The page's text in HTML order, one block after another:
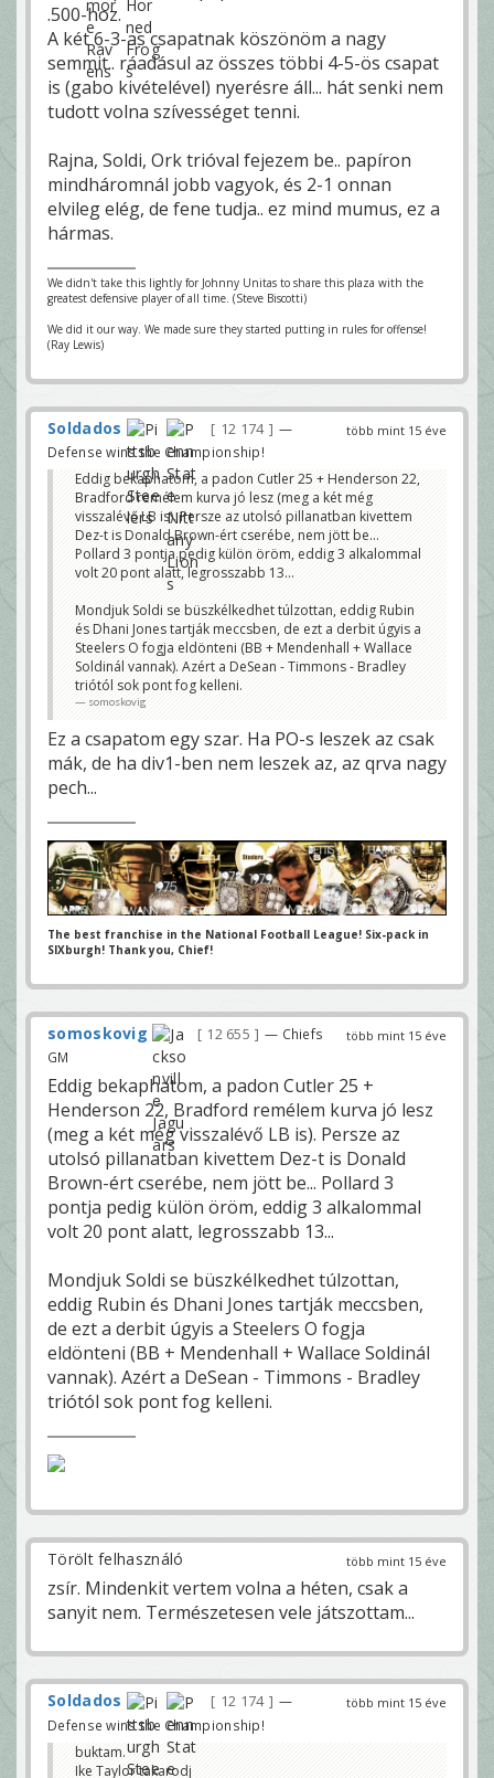
.500-hoz.
A két 6-3-as csapatnak köszönöm a nagy
semmit.. ráadásul az összes többi 4-5-ös csapat
is (gabo kivételével) nyerésre áll... hát senki nem
tudott volna szívességet tenni.
Rajna, Soldi, Ork trióval fejezem be.. papíron
mindháromnál jobb vagyok, és 2-1 onnan
elvileg elég, de fene tudja.. ez mind mumus, ez a
hármas.
We didn't take this lightly for Johnny Unitas to share this plaza with the
greatest defensive player of all time. (Steve Biscotti)
We did it our way. We made sure they started putting in rules for offense!
(Ray Lewis)
több mint 15 éve
Soldados 12 174
—
Defense wins the Championship!
Eddig bekaphatom, a padon Cutler 25 + Henderson 22,
Bradford remélem kurva jó lesz (meg a két még
visszalévő LB is). Persze az utolsó pillanatban kivettem
Dez-t is Donald Brown-ért cserébe, nem jött be...
Pollard 3 pontja pedig külön öröm, eddig 3 alkalommal
volt 20 pont alatt, legrosszabb 13...
Mondjuk Soldi se büszkélkedhet túlzottan, eddig Rubin
és Dhani Jones tartják meccsben, de ezt a derbit úgyis a
Steelers O fogja eldönteni (BB + Mendenhall + Wallace
Soldinál vannak). Azért a DeSean - Timmons - Bradley
triótól sok pont fog kelleni.
somoskovig
Ez a csapatom egy szar. Ha PO-s leszek az csak
mák, de ha div1-ben nem leszek az, az qrva nagy
pech...
The best franchise in the National Football League! Six-pack in
SIXburgh! Thank you, Chief!
több mint 15 éve
somoskovig 12 655
— Chiefs
GM
Eddig bekaphatom, a padon Cutler 25 +
Henderson 22, Bradford remélem kurva jó lesz
(meg a két még visszalévő LB is). Persze az
utolsó pillanatban kivettem Dez-t is Donald
Brown-ért cserébe, nem jött be... Pollard 3
pontja pedig külön öröm, eddig 3 alkalommal
volt 20 pont alatt, legrosszabb 13...
Mondjuk Soldi se büszkélkedhet túlzottan,
eddig Rubin és Dhani Jones tartják meccsben,
de ezt a derbit úgyis a Steelers O fogja
eldönteni (BB + Mendenhall + Wallace Soldinál
vannak). Azért a DeSean - Timmons - Bradley
triótól sok pont fog kelleni.
több mint 15 éve
Törölt felhasználó
zsír. Mindenkit vertem volna a héten, csak a
sanyit nem. Természetesen vele játszottam...
több mint 15 éve
Soldados 12 174
—
Defense wins the Championship!
buktam.
Ike Taylor takarodj